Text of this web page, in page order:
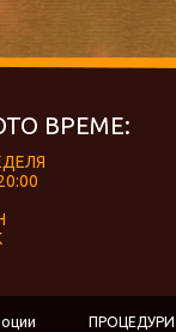
ВРЕМЕ:
ПРОЦЕДУРИ